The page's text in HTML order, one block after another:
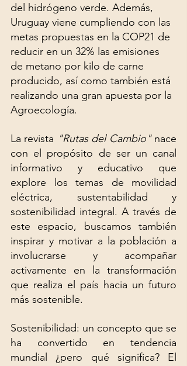
del hidrógeno verde. Además,
Uruguay viene cumpliendo con las
metas propuestas en la COP21 de
reducir en un 32% las emisiones
de metano por kilo de carne
producido, así como también está
realizando una gran apuesta por la
Agroecología.
La revista "Rutas del Cambio" nace
con el propósito de ser un canal
informativo y educativo que
explore los temas de movilidad
eléctrica, sustentabilidad y
sostenibilidad integral. A través de
este espacio, buscamos también
inspirar y motivar a la población a
involucrarse y acompañar
activamente en la transformación
que realiza el país hacia un futuro
más sostenible.
Sostenibilidad: un concepto que se
ha convertido en tendencia
mundial ¿pero qué significa? El